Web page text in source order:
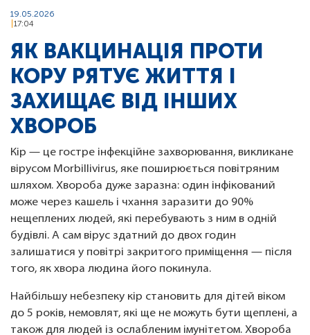
19.05.2026
17:04
ЯК ВАКЦИНАЦІЯ ПРОТИ
КОРУ РЯТУЄ ЖИТТЯ І
ЗАХИЩАЄ ВІД ІНШИХ
ХВОРОБ
Кір — це гостре інфекційне захворювання, викликане
вірусом Morbillivirus, яке поширюється повітряним
шляхом. Хвороба дуже заразна: один інфікований
може через кашель і чхання заразити до 90%
нещеплених людей, які перебувають з ним в одній
будівлі. А сам вірус здатний до двох годин
залишатися у повітрі закритого приміщення — після
того, як хвора людина його покинула.
Найбільшу небезпеку кір становить для дітей віком
до 5 років, немовлят, які ще не можуть бути щеплені, а
також для людей із ослабленим імунітетом. Хвороба